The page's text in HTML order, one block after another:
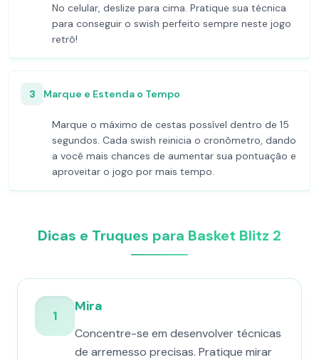
No celular, deslize para cima. Pratique sua técnica
para conseguir o swish perfeito sempre neste jogo
retrô!
3 Marque e Estenda o Tempo
Marque o máximo de cestas possível dentro de 15
segundos. Cada swish reinicia o cronômetro, dando
a você mais chances de aumentar sua pontuação e
aproveitar o jogo por mais tempo.
Dicas e Truques para Basket Blitz 2
1
Mira
Concentre-se em desenvolver técnicas
de arremesso precisas. Pratique mirar